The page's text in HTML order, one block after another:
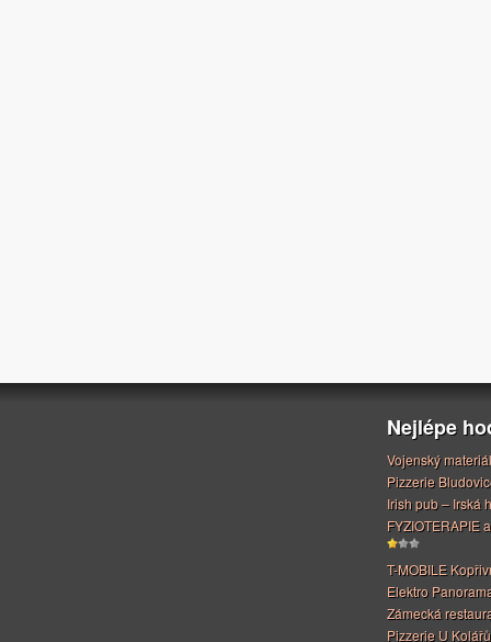
Nejlépe
Vojenský
Pizzerie
Irish pub – Irská
FYZIOTERAPIE
T-MOBILE
Elektro
Zámecká
Pizzerie U Kolářů